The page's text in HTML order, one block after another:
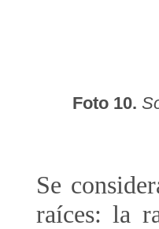
Foto 10.
Se
raíces: la